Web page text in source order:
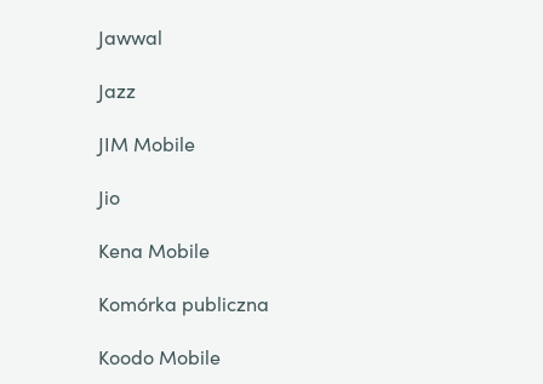
Jawwal
Jazz
JIM Mobile
Jio
Kena Mobile
Komórka publiczna
Koodo Mobile